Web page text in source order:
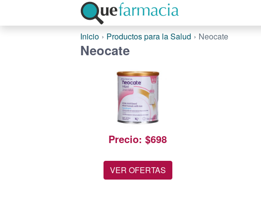
Inicio Productos para la Salud Neocate
Neocate
Precio: $698
VER OFERTAS